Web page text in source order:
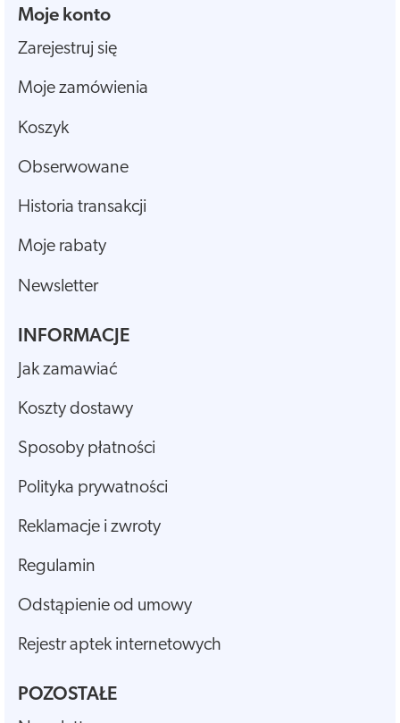
Moje konto
Zarejestruj się
Moje zamówienia
Koszyk
Obserwowane
Historia transakcji
Moje rabaty
Newsletter
INFORMACJE
Jak zamawiać
Koszty dostawy
Sposoby płatności
Polityka prywatności
Reklamacje i zwroty
Regulamin
Odstąpienie od umowy
Rejestr aptek internetowych
POZOSTAŁE